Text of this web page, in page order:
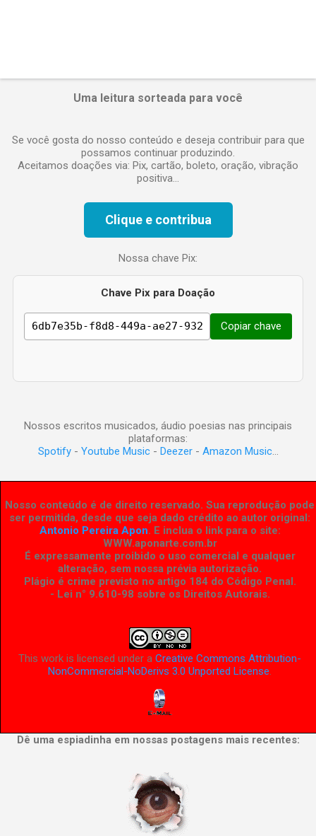
Uma leitura sorteada para você
Se você gosta do nosso conteúdo e deseja contribuir para que
possamos continuar produzindo.
Aceitamos doações via: Pix, cartão, boleto, oração, vibração
positiva...
Clique e contribua
Nossa chave Pix:
Chave Pix para Doação
Copiar chave
Nossos escritos musicados, áudio poesias nas principais
plataformas:
Spotify- Youtube Music- Deezer- Amazon Music...
Nosso conteúdo é de direito reservado. Sua reprodução pode
ser permitida, desde que seja dado crédito ao autor original:
Antonio Pereira Apon. E inclua o link para o site:
WWW.aponarte.com.br
É expressamente proibido o uso comercial e qualquer
alteração, sem nossa prévia autorização.
Plágio é crime previsto no artigo 184 do Código Penal.
- Lei n° 9.610-98 sobre os Direitos Autorais.
This work is licensed under aCreative Commons Attribution-
NonCommercial-NoDerivs 3.0 Unported License.
Dê uma espiadinha em nossas postagens mais recentes: